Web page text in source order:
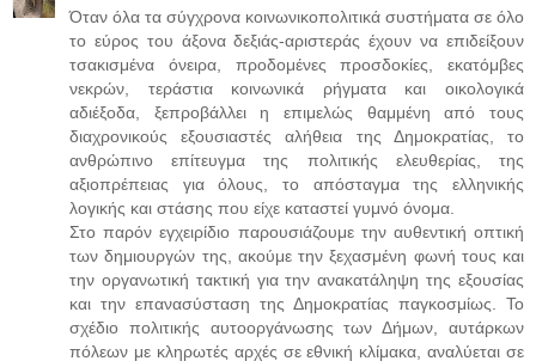
Όταν όλα τα σύγχρονα κοινωνικοπολιτικά συστήματα σε όλο
το εύρος του άξονα δεξιάς-αριστεράς έχουν να επιδείξουν
τσακισμένα όνειρα, προδομένες προσδοκίες, εκατόμβες
νεκρών, τεράστια κοινωνικά ρήγματα και οικολογικά
αδιέξοδα, ξεπροβάλλει η επιμελώς θαμμένη από τους
διαχρονικούς εξουσιαστές αλήθεια της Δημοκρατίας, το
ανθρώπινο επίτευγμα της πολιτικής ελευθερίας, της
αξιοπρέπειας για όλους, το απόσταγμα της ελληνικής
λογικής και στάσης που είχε καταστεί γυμνό όνομα.
Στο παρόν εγχειρίδιο παρουσιάζουμε την αυθεντική οπτική
των δημιουργών της, ακούμε την ξεχασμένη φωνή τους και
την οργανωτική τακτική για την ανακατάληψη της εξουσίας
και την επανασύσταση της Δημοκρατίας παγκοσμίως. Το
σχέδιο πολιτικής αυτοοργάνωσης των Δήμων, αυτάρκων
πόλεων με κληρωτές αρχές σε εθνική κλίμακα, αναλύεται σε